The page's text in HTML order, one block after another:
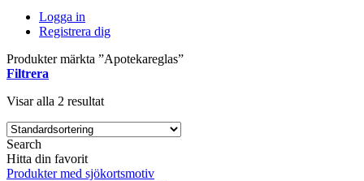
Logga in
Registrera dig
Produkter märkta ”Apotekareglas”
Filtrera
Visar alla 2 resultat
Search
Hitta din favorit
Produkter med sjökortsmotiv